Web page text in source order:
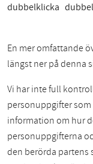
dubbelklicka
En mer omfattande
längst ner på denna
Vi har inte full
personuppgifter
information om hur
personuppgifterna
den berörda partens